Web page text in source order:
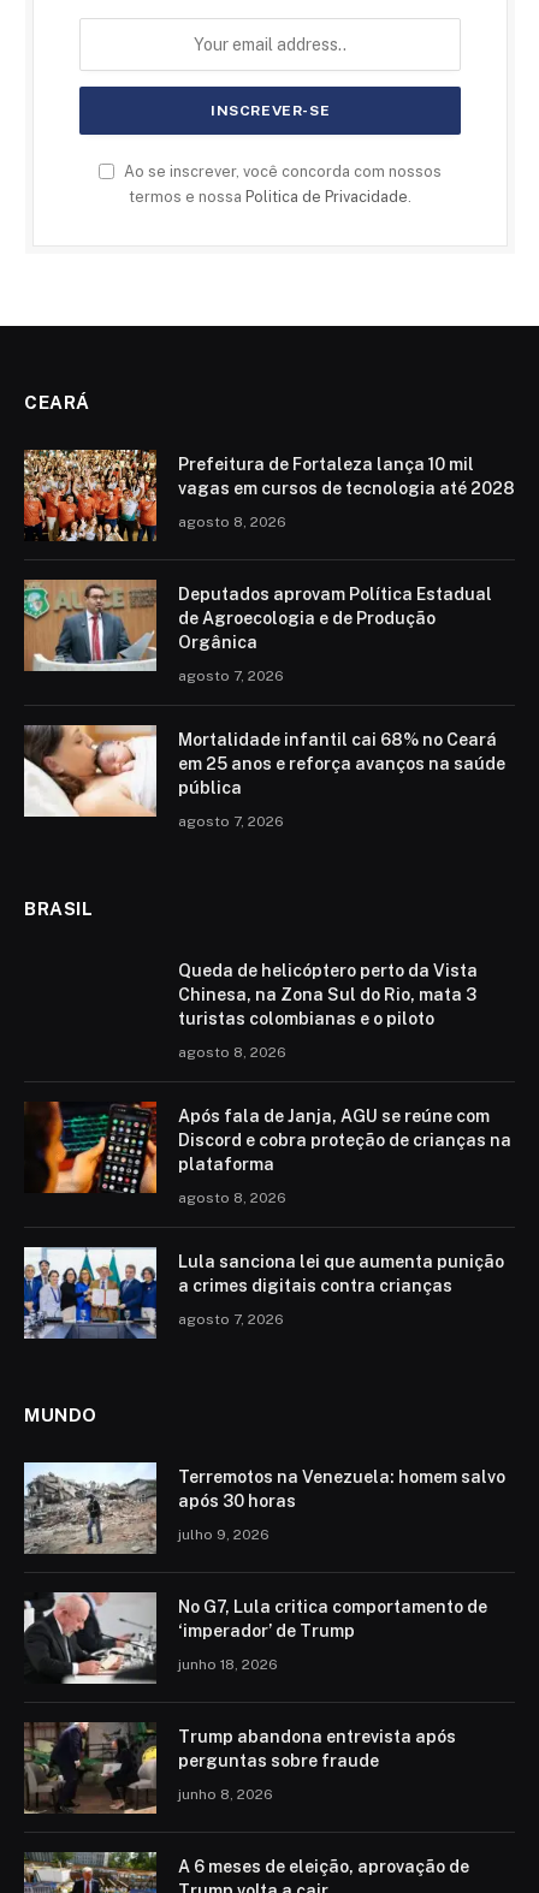
Ao se inscrever, você concorda com nossos
termos e nossa Politica de Privacidade
CEARÁ
Prefeitura de Fortaleza lança 10 mil
vagas em cursos de tecnologia até 2028
agosto 8, 2026
Deputados aprovam Política Estadual
de Agroecologia e de Produção
Orgânica
agosto 7, 2026
Mortalidade infantil cai 68% no Ceará
em 25 anos e reforça avanços na saúde
pública
agosto 7, 2026
BRASIL
Queda de helicóptero perto da Vista
Chinesa, na Zona Sul do Rio, mata 3
turistas colombianas e o piloto
agosto 8, 2026
Após fala de Janja, AGU se reúne com
Discord e cobra proteção de crianças na
plataforma
agosto 8, 2026
Lula sanciona lei que aumenta punição
a crimes digitais contra crianças
agosto 7, 2026
MUNDO
Terremotos na Venezuela: homem salvo
após 30 horas
julho 9, 2026
No G7, Lula critica comportamento de
‘imperador’ de Trump
junho 18, 2026
Trump abandona entrevista após
perguntas sobre fraude
junho 8, 2026
A 6 meses de eleição, aprovação de